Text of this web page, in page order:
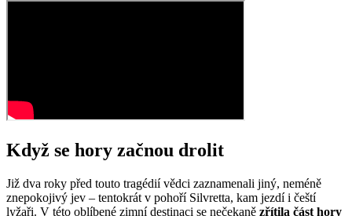
Když se hory začnou drolit
Již dva roky před touto tragédií vědci zaznamenali jiný, neméně
znepokojivý jev – tentokrát v pohoří Silvretta, kam jezdí i čeští
lyžaři. V této oblíbené zimní destinaci se nečekaně zřítila část hory